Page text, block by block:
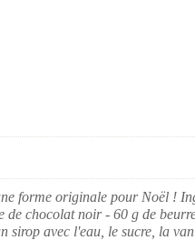
forme originale pour Noël !
de chocolat noir - 60 g de
sirop avec l'eau, le sucre, la